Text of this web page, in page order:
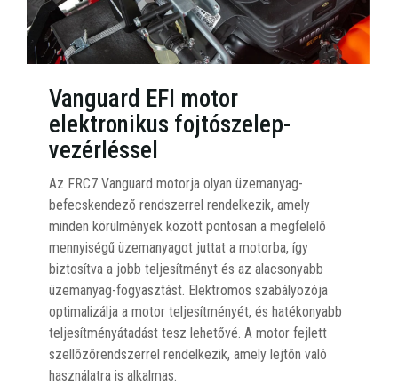
Vanguard EFI motor
elektronikus fojtószelep-
vezérléssel
Az FRC7 Vanguard motorja olyan üzemanyag-
befecskendező rendszerrel rendelkezik, amely
minden körülmények között pontosan a megfelelő
mennyiségű üzemanyagot juttat a motorba, így
biztosítva a jobb teljesítményt és az alacsonyabb
üzemanyag-fogyasztást. Elektromos szabályozója
optimalizálja a motor teljesítményét, és hatékonyabb
teljesítményátadást tesz lehetővé. A motor fejlett
szellőzőrendszerrel rendelkezik, amely lejtőn való
használatra is alkalmas.